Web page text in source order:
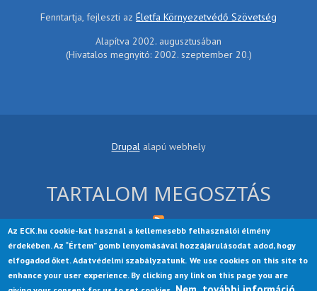
Az ECK.hu cookie-kat használ a kellemesebb felhasználói élmény
érdekében. Az “Értem” gomb lenyomásával hozzájárulásodat adod, hogy
elfogadod őket. Adatvédelmi szabályzatunk. We use cookies on this site to
enhance your user experience. By clicking any link on this page you are
Fenntartja, fejleszti az Életfa Környezetvédő Szövetség
Alapítva 2002. augusztusában
(Hivatalos megnyitó: 2002. szeptember 20.)
Drupalalapú webhely
TARTALOM MEGOSZTÁS